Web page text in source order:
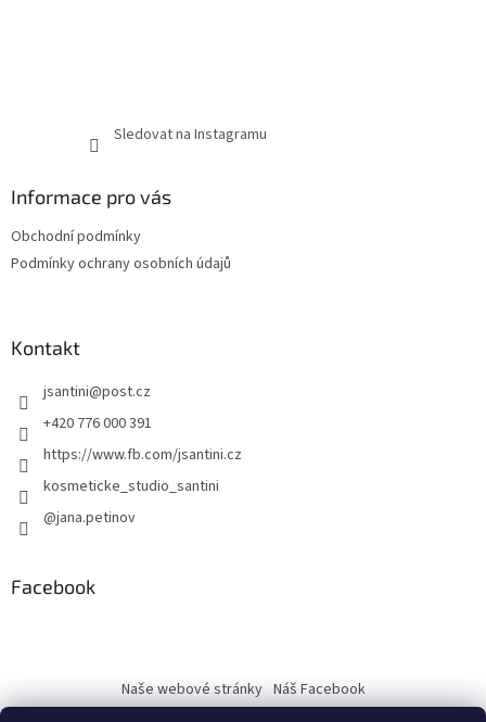
Sledovat na Instagramu
Informace pro vás
Obchodní podmínky
Podmínky ochrany osobních údajů
Kontakt
jsantini@post.cz
+420 776 000 391
https://www.fb.com/jsantini.cz
kosmeticke_studio_santini
@jana.petinov
Facebook
Naše webové stránky Náš Facebook